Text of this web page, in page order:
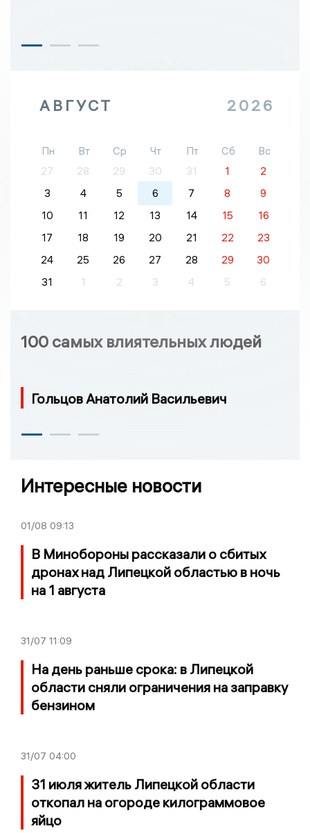
АВГУСТ 2026
Пн Вт Ср Чт Пт Сб
Вс
27
28 29 30 31 1
2
3
4 5 6 7 8
9
10
11 12 13 14 15
16
17
18 19 20 21 22
23
24
25 26 27 28 29
30
31
1 2 3 4 5 6
100 самых влиятельных людей
Гольцов Анатолий Васильевич
Интересные новости
01/08 09:13
В Минобороны рассказали о сбитых
дронах над Липецкой областью в ночь
на 1 августа
31/07 11:09
На день раньше срока: в Липецкой
области сняли ограничения на заправку
бензином
31/07 04:00
31 июля житель Липецкой области
откопал на огороде килограммовое
яйцо